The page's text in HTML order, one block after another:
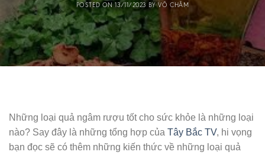
POSTED ON13/11/2023 BYVÕ CHÂM
Những loại quả ngâm rượu tốt cho sức khỏe là những loại
nào? Say đây là những tổng hợp của Tây Bắc TV, hi vọng
bạn đọc sẽ có thêm những kiến thức về những loại quả